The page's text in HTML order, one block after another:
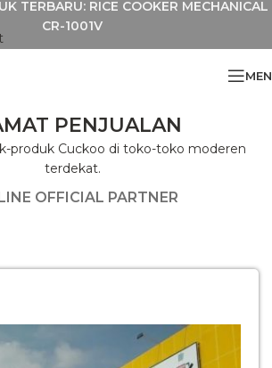
TERBARU: RICE COOKER MECHANICAL
CR-1001V
PENJUALAN
produk Cuckoo di toko-toko moderen
terdekat.
OFFICIAL PARTNER